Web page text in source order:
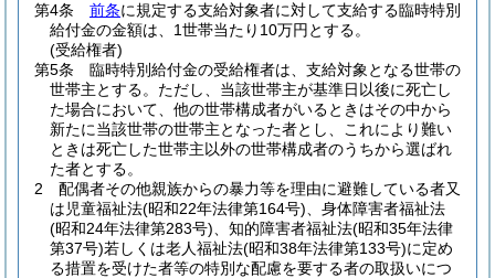
第4条
前条に規定する支給対象者に対して支給する臨時特別
給付金の金額は、1世帯当たり10万円とする。
(受給権者)
第5条
臨時特別給付金の受給権者は、支給対象となる世帯の
世帯主とする。 ただし、当該世帯主が基準日以後に死亡し
た場合において、他の世帯構成者がいるときはその中から
新たに当該世帯の世帯主となった者とし、これにより難い
ときは死亡した世帯主以外の世帯構成者のうちから選ばれ
た者とする。
2
配偶者その他親族からの暴力等を理由に避難している者又
は児童福祉法(昭和22年法律第164号) 、身体障害者福祉法
(昭和24年法律第283号) 、知的障害者福祉法(昭和35年法律
第37号)若しくは老人福祉法(昭和38年法律第133号)に定め
る措置を受けた者等の特別な配慮を要する者の取扱いにつ